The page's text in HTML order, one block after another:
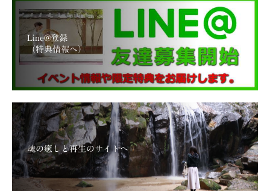
Line@登録
（特典情報へ）
魂の癒しと再生のサイトへ